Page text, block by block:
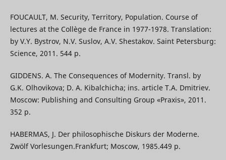
FOUCAULT, M. Security, Territory, Population. Course of
lectures at the Collège de France in 1977-1978. Translation:
by V.Y. Bystrov, N.V. Suslov, A.V. Shestakov. Saint Petersburg:
Science, 2011. 544 p.
GIDDENS. A. The Consequences of Modernity. Transl. by
G.K. Olhovikova; D. A. Kibalchicha; ins. article T.A. Dmitriev.
Moscow: Publishing and Consulting Group «Praxis», 2011.
352 p.
HABERMAS, J. Der philosophische Diskurs der Moderne.
Zwölf Vorlesungen.Frankfurt; Moscow, 1985.449 p.